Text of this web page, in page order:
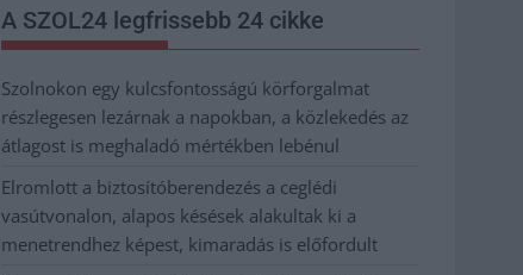
A SZOL24 legfrissebb 24 cikke
Szolnokon egy kulcsfontosságú körforgalmat
részlegesen lezárnak a napokban, a közlekedés az
átlagost is meghaladó mértékben lebénul
Elromlott a biztosítóberendezés a ceglédi
vasútvonalon, alapos késések alakultak ki a
menetrendhez képest, kimaradás is előfordult